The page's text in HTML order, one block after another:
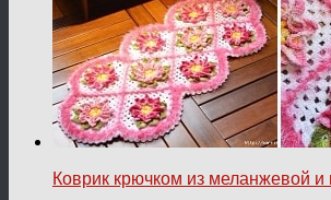
Коврик крючком из меланжевой и